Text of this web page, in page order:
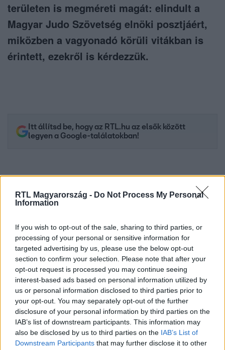
RTL Magyarország - Do Not Process My Personal
Information
If you wish to opt-out of the sale, sharing to third parties, or
processing of your personal or sensitive information for
targeted advertising by us, please use the below opt-out
section to confirm your selection. Please note that after your
opt-out request is processed you may continue seeing
interest-based ads based on personal information utilized by
us or personal information disclosed to third parties prior to
your opt-out. You may separately opt-out of the further
disclosure of your personal information by third parties on the
IAB’s list of downstream participants. This information may
also be disclosed by us to third parties on the IAB’s List of
Downstream Participants that may further disclose it to other
területen is megméreti magát: elindult a
Magyar Judo Szövetség elnöki posztjáért,
miközben a vagyonadó körüli vitákban is
érintett, ezekről is kérdezzük.
Itt állítsd be, hogy az RTL.hu az elsők között
legyen a Google-találatokban!
Kövess minket, és értesülj a friss hírekről a
Facebookon is!
Követem